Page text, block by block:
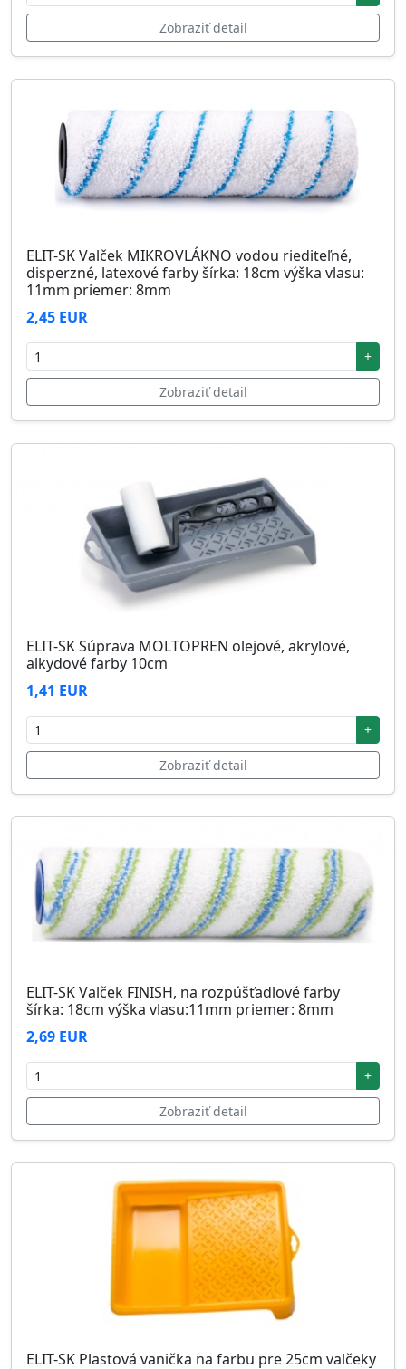
Zobraziť detail
ELIT-SK Valček MIKROVLÁKNO vodou riediteľné,
disperzné, latexové farby šírka: 18cm výška vlasu:
11mm priemer: 8mm
2,45 EUR
+
Zobraziť detail
ELIT-SK Súprava MOLTOPREN olejové, akrylové,
alkydové farby 10cm
1,41 EUR
+
Zobraziť detail
ELIT-SK Valček FINISH, na rozpúšťadlové farby
šírka: 18cm výška vlasu:11mm priemer: 8mm
2,69 EUR
+
Zobraziť detail
ELIT-SK Plastová vanička na farbu pre 25cm valčeky